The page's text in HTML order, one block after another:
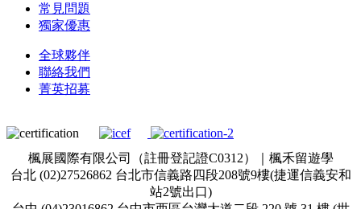
常見問題
獨家優惠
全球夥伴
聯絡我們
菁英招募
楓展國際有限公司（註冊登記證C0312）｜楓禾留遊學
台北 (02)27526862 台北市信義路四段208號9樓(捷運信義安和
站2號出口)